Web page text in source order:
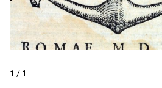
1 / 1